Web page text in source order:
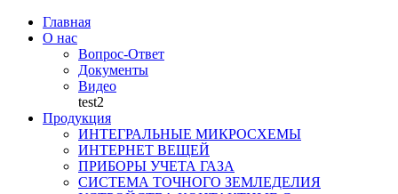
Главная
О нас
Вопрос-Ответ
Документы
Видео
test2
Продукция
ИНТЕГРАЛЬНЫЕ МИКРОСХЕМЫ
ИНТЕРНЕТ ВЕЩЕЙ
ПРИБОРЫ УЧЕТА ГАЗА
СИСТЕМА ТОЧНОГО ЗЕМЛЕДЕЛИЯ